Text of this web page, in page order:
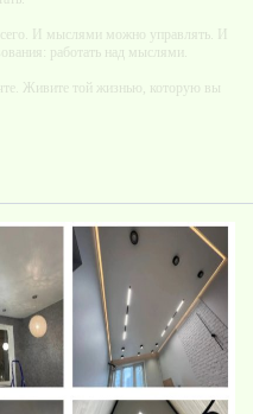
И мыслями можно управлять. И
работать над мыслями.
Живите той жизнью, которую вы
большая нищета — глупость. Из
люблю, когда их дают мне.